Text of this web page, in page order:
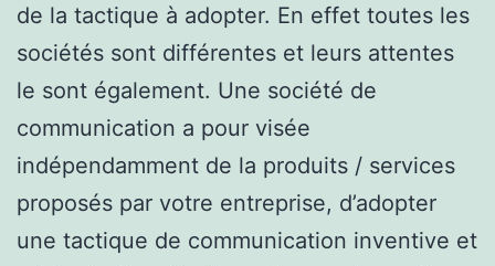
de la tactique à adopter. En effet toutes les
sociétés sont différentes et leurs attentes
le sont également. Une société de
communication a pour visée
indépendamment de la produits / services
proposés par votre entreprise, d’adopter
une tactique de communication inventive et